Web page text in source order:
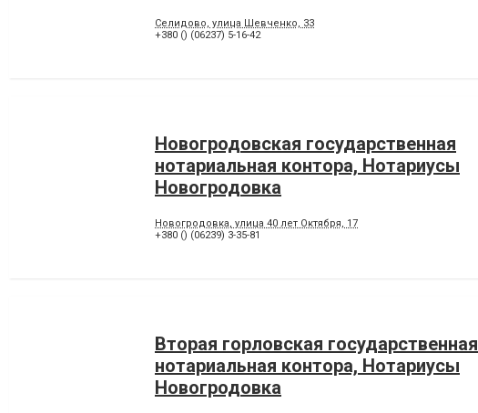
Селидово, улица Шевченко, 33
+380 () (06237) 5-16-42
Новогродовская государственная
нотариальная контора, Нотариусы
Новогродовка
Новогродовка, улица 40 лет Октября, 17
+380 () (06239) 3-35-81
Вторая горловская государственная
нотариальная контора, Нотариусы
Новогродовка